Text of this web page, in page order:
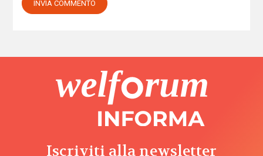
Iscriviti alla newsletter